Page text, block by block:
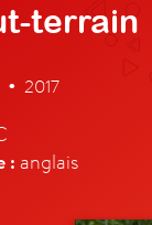
terrain
• 2017
: anglais